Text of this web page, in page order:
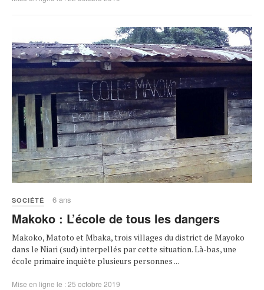
SOCIÉTÉ 6 ans
Makoko : L’école de tous les dangers
Makoko, Matoto et Mbaka, trois villages du district de Mayoko
dans le Niari (sud) interpellés par cette situation. Là-bas, une
école primaire inquiète plusieurs personnes ...
Mise en ligne le : 25 octobre 2019